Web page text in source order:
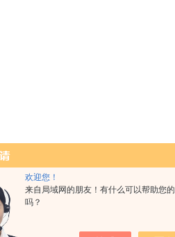
欢迎您！
来自局域网的朋友！有什么可以帮助您的
吗？